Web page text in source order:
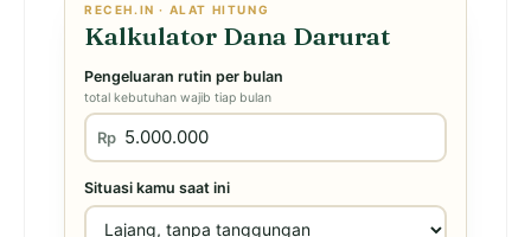
RECEH.IN · ALAT HITUNG
Kalkulator Dana Darurat
Pengeluaran rutin per bulan
total kebutuhan wajib tiap bulan
Rp
Situasi kamu saat ini